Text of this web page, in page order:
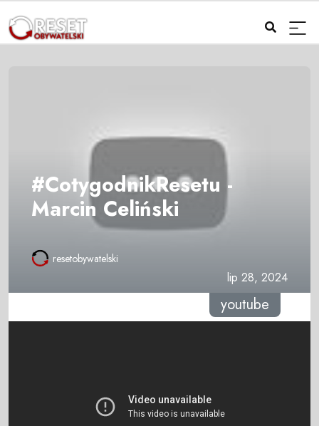
#CotygodnikResetu -
Marcin Celiński
resetobywatelski
lip 28, 2024
youtube